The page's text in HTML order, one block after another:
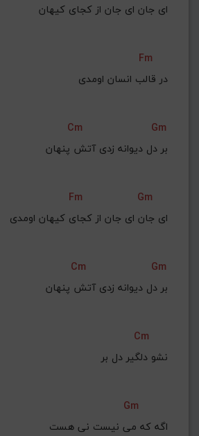
ای جان ای جان از کجای کیهان
Fm
در قالب انسان اومدی
Cm
Gm
بر دل دیوانه زدی آتش پنهان
Fm
Gm
‌ای جان ای جان از کجای کیهان اومدی
Cm
Gm
بر دل دیوانه زدی آتش پنهان
Cm
نشو دلگیر دل بر
Gm
اگه که می نیست نی هست